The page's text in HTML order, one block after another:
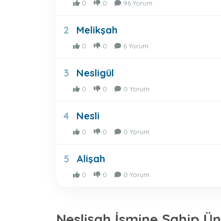
0 0 96 Yorum
2 Melikşah
0 0 6 Yorum
3 Nesligül
0 0 0 Yorum
4 Nesli
0 0 0 Yorum
5 Alişah
0 0 0 Yorum